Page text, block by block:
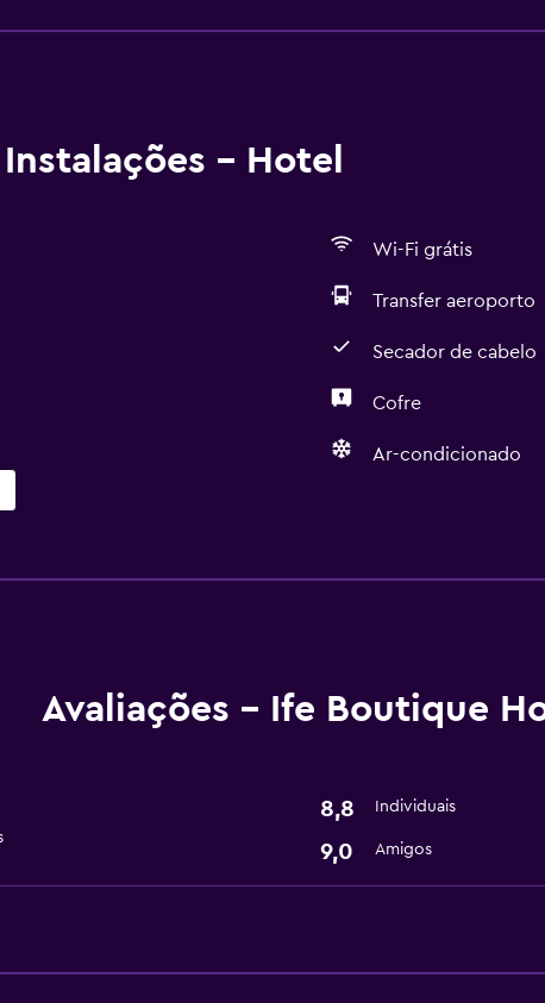
- Hotel
Wi-Fi grátis
Transfer aeroporto
Secador de cabelo
Cofre
Ar-condicionado
Transfer aeroporto
Serviços básicos
Ar-condicionado
Lavanderia
Geral
Avaliações - Ife Boutique
8,8 Individuais
9,0 Amigos